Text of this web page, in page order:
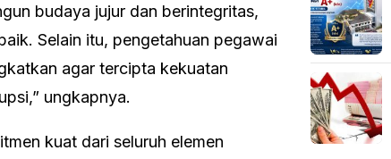
budaya jujur dan berintegritas,
Selain itu, pengetahuan pegawai
agar tercipta kekuatan
ungkapnya.
kuat dari seluruh elemen